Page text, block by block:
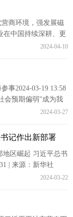
商环境，强发展磁
中国持续深耕、更
2024-04-10
事2024-03-19 13:58
会预期偏弱”成为我
2024-03-27
记作出新部署
地区崛起 习近平总书
| 来源：新华社
2024-03-22